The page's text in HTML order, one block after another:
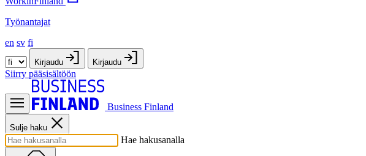
Työnantajat
en sv fi
Kirjaudu Kirjaudu
Siirry pääsisältöön
Business Finland
Sulje haku
Hae hakusanalla